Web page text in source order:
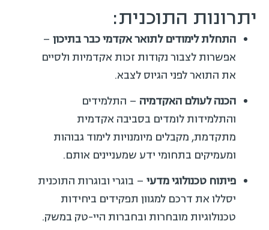
יתרונות התוכנית:
התחלת לימודים לתואר אקדמי כבר בתיכון –
אפשרות לצבור נקודות זכות אקדמיות ולסיים
את התואר לפני הגיוס לצבא.
הכנה לעולם האקדמיה – התלמידים
והתלמידות לומדים בסביבה אקדמית
מתקדמת, מקבלים מיומנויות לימוד גבוהות
ומעמיקים בתחומי ידע שמעניינים אותם.
פיתוח טכנולוגי מדעי – בוגרי ובוגרות התוכנית
יסללו את דרכם למגוון תפקידים ביחידות
טכנולוגיות מובחרות ובחברות היי-טק במשק.